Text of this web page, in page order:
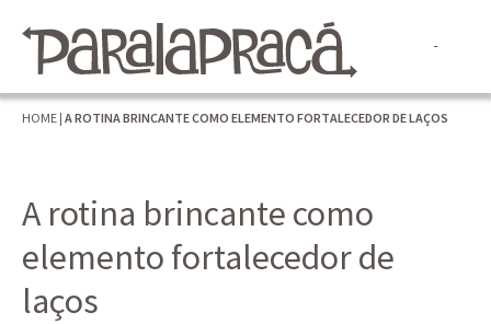
HOME | A ROTINA BRINCANTE COMO ELEMENTO FORTALECEDOR DE LAÇOS
A rotina brincante como
elemento fortalecedor de
laços